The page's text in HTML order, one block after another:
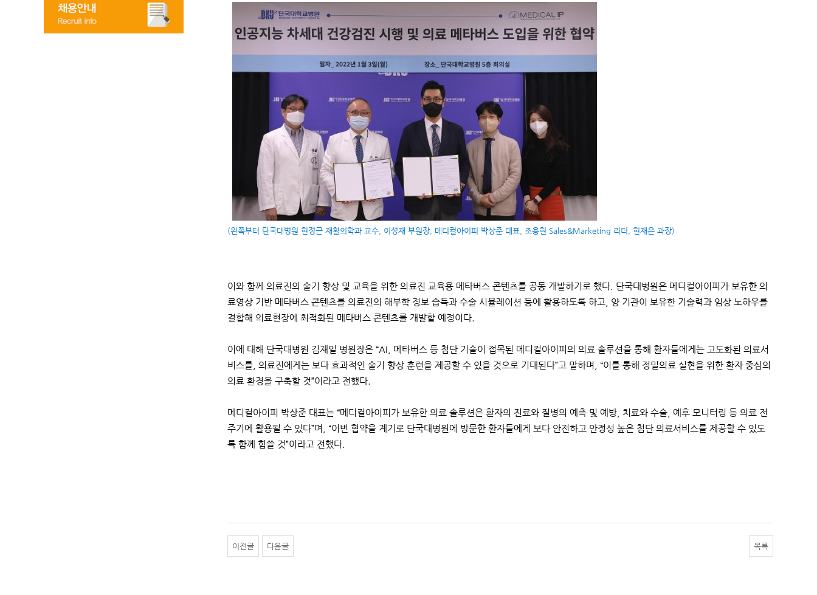
(왼쪽부터 단국대병원 현정근 재활의학과 교수, 이성재 부원장, 메디컬아이피 박상준 대표, 조용현 Sales&Marketing 리더, 현재은 과장)
이와 함께 의료진의 술기 향상 및 교육을 위한 의료진 교육용 메타버스 콘텐츠를 공동 개발하기로 했다. 단국대병원은 메디컬아이피가 보유한 의
료영상 기반 메타버스 콘텐츠를 의료진의 해부학 정보 습득과 수술 시뮬레이션 등에 활용하도록 하고, 양 기관이 보유한 기술력과 임상 노하우를
결합해 의료현장에 최적화된 메타버스 콘텐츠를 개발할 예정이다.
이에 대해 단국대병원 김재일 병원장은 “AI, 메타버스 등 첨단 기술이 접목된 메디컬아이피의 의료 솔루션을 통해 환자들에게는 고도화된 의료서
비스를, 의료진에게는 보다 효과적인 술기 향상 훈련을 제공할 수 있을 것으로 기대된다”고 말하며, “이를 통해 정밀의료 실현을 위한 환자 중심의
의료 환경을 구축할 것”이라고 전했다.
메디컬아이피 박상준 대표는 “메디컬아이피가 보유한 의료 솔루션은 환자의 진료와 질병의 예측 및 예방, 치료와 수술, 예후 모니터링 등 의료 전
주기에 활용될 수 있다”며, “이번 협약을 계기로 단국대병원에 방문한 환자들에게 보다 안전하고 안정성 높은 첨단 의료서비스를 제공할 수 있도
록 함께 힘쓸 것”이라고 전했다.
이전글 다음글 목록